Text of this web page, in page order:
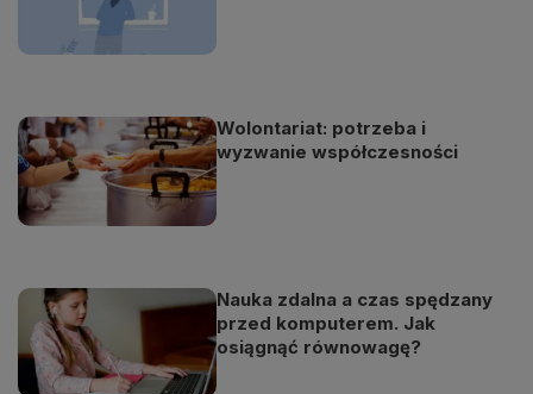
Wolontariat: potrzeba i
wyzwanie współczesności
Nauka zdalna a czas spędzany
przed komputerem. Jak
osiągnąć równowagę?